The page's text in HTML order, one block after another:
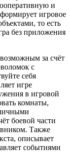
и
игровое
то есть
без приложения
за счёт
с
себя
игре
в игровой
комнаты,
боевой части
Также
описывает
событиями